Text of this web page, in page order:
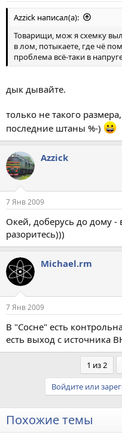
Azzick написал(а):
Товарищи, мож я схемку
в лом, потыкаете, где чё
проблема всё-таки в
дык дывайте.
только не такого
последние штаны %-)
Azzick
7 Янв 2009
Окей, доберусь до дому
разоритесь)))
Michael.rm
7 Янв 2009
В "Сосне" есть
есть выход с источника
1 из 2
Войдите или
Похожие темы